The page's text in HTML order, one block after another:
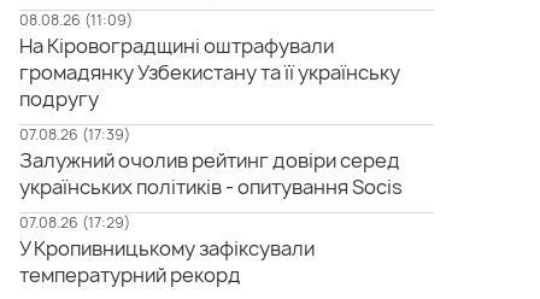
08.08.26 (11:09)
На Кіровоградщині оштрафували
громадянку Узбекистану та її українську
подругу
07.08.26 (17:39)
Залужний очолив рейтинг довіри серед
українських політиків - опитування Socis
07.08.26 (17:29)
У Кропивницькому зафіксували
температурний рекорд